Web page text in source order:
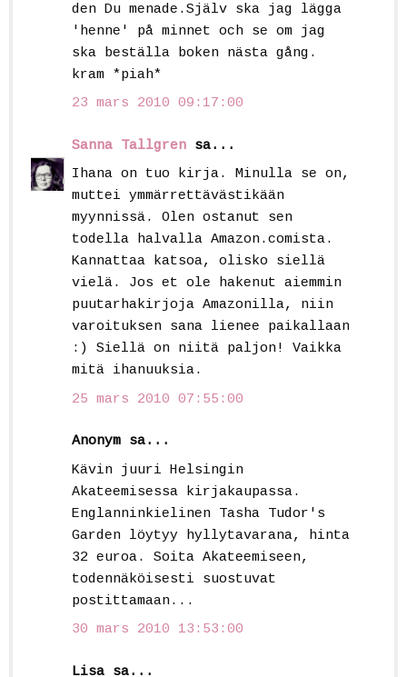
den Du menade.Själv ska jag lägga
'henne' på minnet och se om jag
ska beställa boken nästa gång.
kram *piah*
23 mars 2010 09:17:00
Sanna Tallgren sa...
Ihana on tuo kirja. Minulla se on,
muttei ymmärrettävästikään
myynnissä. Olen ostanut sen
todella halvalla Amazon.comista.
Kannattaa katsoa, olisko siellä
vielä. Jos et ole hakenut aiemmin
puutarhakirjoja Amazonilla, niin
varoituksen sana lienee paikallaan
:) Siellä on niitä paljon! Vaikka
mitä ihanuuksia.
25 mars 2010 07:55:00
Anonym sa...
Kävin juuri Helsingin
Akateemisessa kirjakaupassa.
Englanninkielinen Tasha Tudor's
Garden löytyy hyllytavarana, hinta
32 euroa. Soita Akateemiseen,
todennäköisesti suostuvat
postittamaan...
30 mars 2010 13:53:00
Lisa sa...